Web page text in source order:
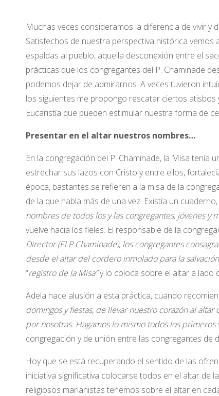
Muchas veces consideramos la diferencia de vivir y
Satisfechos de nuestra perspectiva histórica vemos
espaldas al pueblo, aquella desconexión entre el
prácticas que los congregantes del P. Chaminade
podemos dejar de admirarnos. A veces tuvieron
los siguientes me propongo rescatar ciertos
Eucaristía que pueden estimular nuestra forma de
Presentar en el altar nuestros nombres…
En la congregación del P. Chaminade, la Misa
estrechar sus lazos con Cristo y entre ellos,
época, bastantes se refieren a la misa de la
de la que habla más de una vez. Existía un
nombres de todos los y las congregantes, jóvenes y
vuelve hacia los fieles. El responsable de la
Director (El P.Chaminade), los congregantes
desde el altar del cordero inmolado para la
“registro de la Misa”y lo coloca sobre el altar a lado
Adela hace alusión a esta práctica, cuando
domingos y fiestas, de llevar nuestro corazón al
por nosotras. Hagamos lo mismo todos los
congregación y de unión entre las congregantes de
Hoy que se está recuperando el sentido de las
iniciativa significativa colocarse todos en el altar de
religiosos marianistas tenemos sobre el altar en